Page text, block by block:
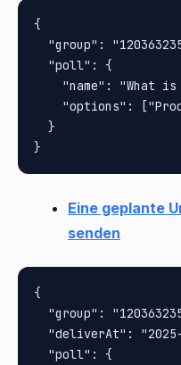
{
"group":
  "poll": {
"name": "What
"options":
  }
Eine geplante
senden
{
"group":
"deliverAt":
  "poll": {